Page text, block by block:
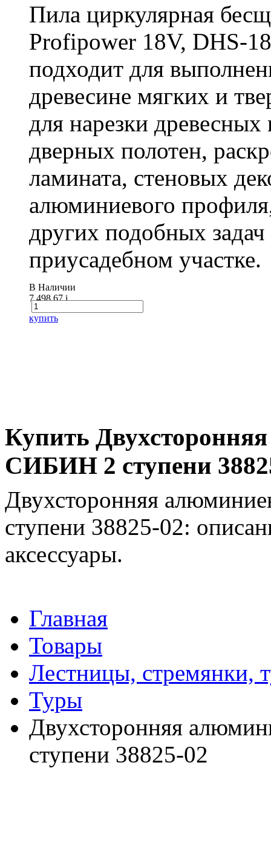
Пила циркулярная
Profipower 18V, DHS-
подходит для
древесине мягких и
для нарезки
дверных полотен,
ламината, стеновых
алюминиевого
других подобных
приусадебном участке.
В Наличии
7 498.67i
купить
Купить
СИБИН 2 ступени
Двухсторонняя
ступени 38825-02:
аксессуары.
Главная
Товары
Лестницы, стремянки,
Туры
Двухсторонняя
ступени 38825-02